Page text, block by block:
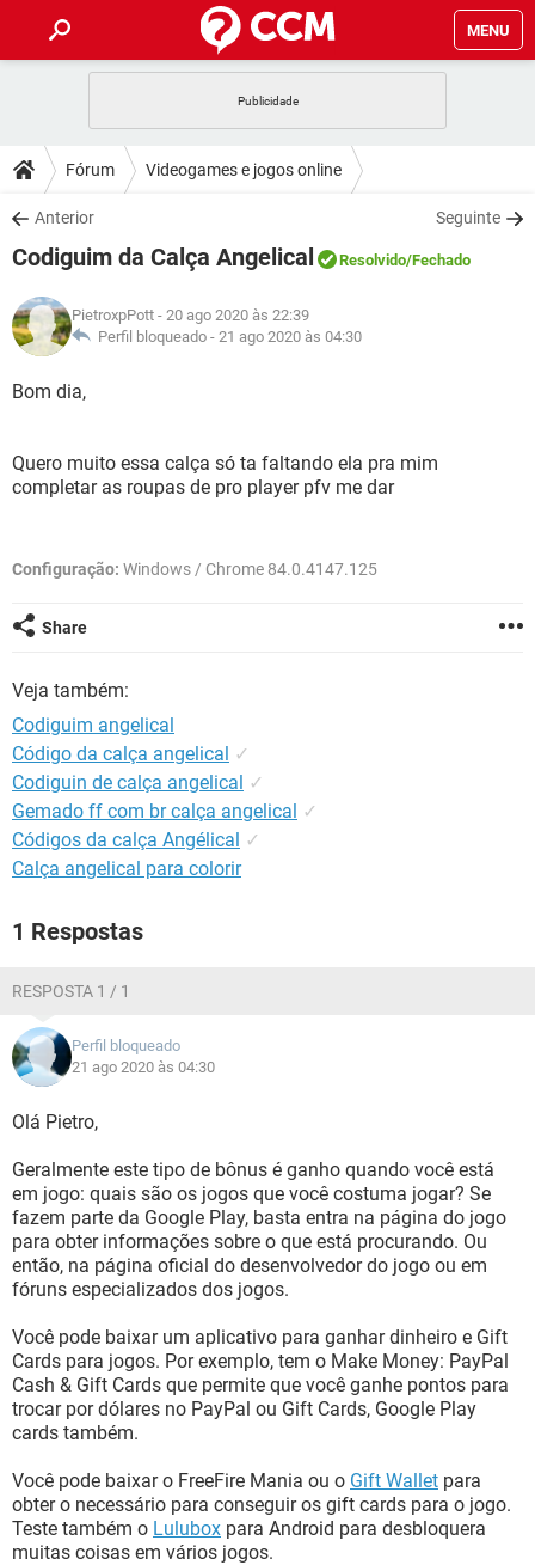
MENU
CELULAR FACEBOOK
OUTLOOK
INSTAGRAM GMAIL
GUIA DE COMPRAS
DICAS
JOGOS WHATSAPP
INSTAGRAM GMAIL
GUIA DE COMPRAS
DOWNLOADS
JOGOS WHATSAPP
CELULAR
OUTLOOK EXCEL
INSTAGRAM
FÓRUM
JOGOS WHATSAPP
CELULAR
OUTLOOK
GUIA DE COMPRAS
GLOSSÁRIO
JOGOS
OUTLOOK EXCEL
INSTAGRAM GMAIL
Fórum Videogames e jogos online
Anterior Seguinte
Codiguim da Calça Angelical Resolvido/Fechado
PietroxpPott - 20 ago 2020 às 22:39
Perfil bloqueado - 21 ago 2020 às 04:30
Bom dia,
Quero muito essa calça só ta faltando ela pra mim
completar as roupas de pro player pfv me dar
Configuração: Windows / Chrome 84.0.4147.125
Share
Veja também:
Codiguim angelical
Código da calça angelical ✓
Codiguin de calça angelical ✓
Gemado ff com br calça angelical ✓
Códigos da calça Angélical ✓
Calça angelical para colorir
1 Respostas
RESPOSTA 1 / 1
Perfil bloqueado
21 ago 2020 às 04:30
Olá Pietro,
Geralmente este tipo de bônus é ganho quando você está
em jogo: quais são os jogos que você costuma jogar? Se
fazem parte da Google Play, basta entra na página do jogo
para obter informações sobre o que está procurando. Ou
então, na página oficial do desenvolvedor do jogo ou em
fóruns especializados dos jogos.
Você pode baixar um aplicativo para ganhar dinheiro e Gift
Cards para jogos. Por exemplo, tem o Make Money: PayPal
Cash & Gift Cards que permite que você ganhe pontos para
trocar por dólares no PayPal ou Gift Cards, Google Play
cards também.
Você pode baixar o FreeFire Mania ou o Gift Wallet para
obter o necessário para conseguir os gift cards para o jogo.
Teste também o Lulubox para Android para desbloquera
muitas coisas em vários jogos.